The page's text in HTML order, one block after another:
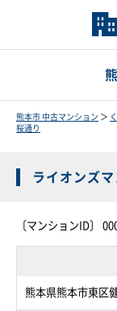
熊本市 中古マンション ＞
桜通り
ライオンズ
〔マンションID〕
熊本県熊本市東区